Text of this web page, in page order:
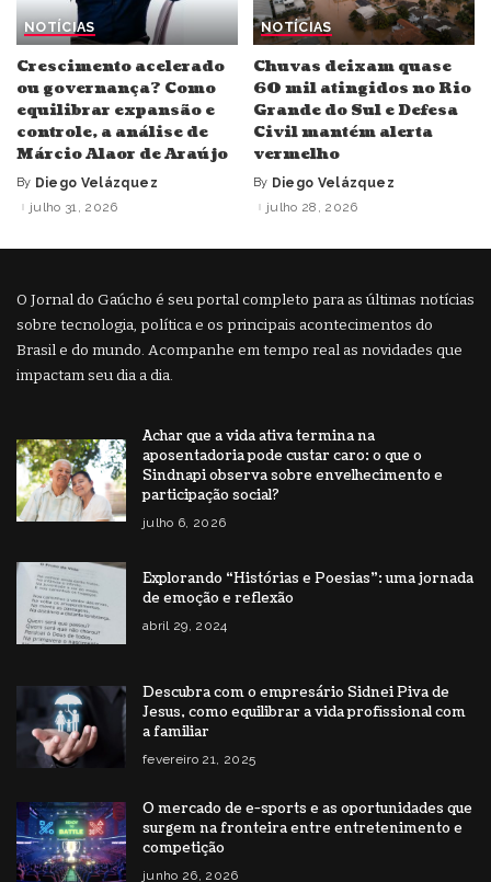
NOTÍCIAS
Crescimento acelerado
ou governança? Como
equilibrar expansão e
controle, a análise de
Márcio Alaor de Araújo
Posted
by
By Diego Velázquez
julho 31, 2026
NOTÍCIAS
Chuvas deixam quase
60 mil atingidos no Rio
Grande do Sul e Defesa
Civil mantém alerta
vermelho
Posted
by
By Diego Velázquez
julho 28, 2026
O Jornal do Gaúcho é seu portal completo para as últimas notícias
sobre tecnologia, política e os principais acontecimentos do
Brasil e do mundo. Acompanhe em tempo real as novidades que
impactam seu dia a dia.
Achar que a vida ativa termina na
aposentadoria pode custar caro: o que o
Sindnapi observa sobre envelhecimento e
participação social?
julho 6, 2026
Explorando “Histórias e Poesias”: uma jornada
de emoção e reflexão
abril 29, 2024
Descubra com o empresário Sidnei Piva de
Jesus, como equilibrar a vida profissional com
a familiar
fevereiro 21, 2025
O mercado de e-sports e as oportunidades que
surgem na fronteira entre entretenimento e
competição
junho 26, 2026